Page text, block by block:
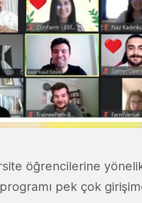
öğrencilerine
programı pek çok